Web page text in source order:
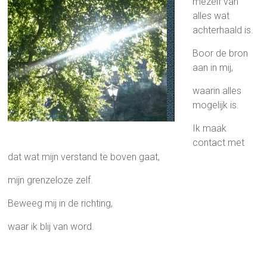
alles wat
achterhaald is.
Boor de bron
aan in mij,
waarin alles
mogelijk is.
Ik maak
contact met
dat wat mijn verstand te boven gaat,
mijn grenzeloze zelf.
Beweeg mij in de richting,
waar ik blij van word.